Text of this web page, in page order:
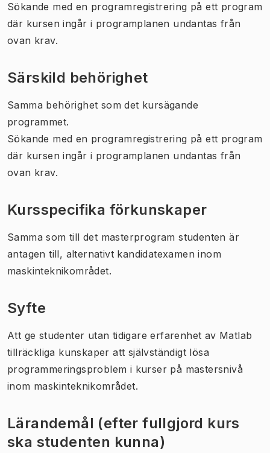
Sökande med en programregistrering på ett program
där kursen ingår i programplanen undantas från
ovan krav.
Särskild behörighet
Samma behörighet som det kursägande
programmet.
Sökande med en programregistrering på ett program
där kursen ingår i programplanen undantas från
ovan krav.
Kursspecifika förkunskaper
Samma som till det masterprogram studenten är
antagen till, alternativt kandidatexamen inom
maskinteknikområdet.
Syfte
Att ge studenter utan tidigare erfarenhet av Matlab
tillräckliga kunskaper att självständigt lösa
programmeringsproblem i kurser på mastersnivå
inom maskinteknikområdet.
Lärandemål (efter fullgjord kurs
ska studenten kunna)